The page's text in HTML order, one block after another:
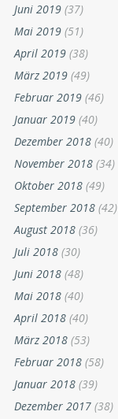
Juni 2019 (37)
Mai 2019 (51)
April 2019 (38)
März 2019 (49)
Februar 2019 (46)
Januar 2019 (40)
Dezember 2018 (40)
November 2018 (34)
Oktober 2018 (49)
September 2018 (42)
August 2018 (36)
Juli 2018 (30)
Juni 2018 (48)
Mai 2018 (40)
April 2018 (40)
März 2018 (53)
Februar 2018 (58)
Januar 2018 (39)
Dezember 2017 (38)